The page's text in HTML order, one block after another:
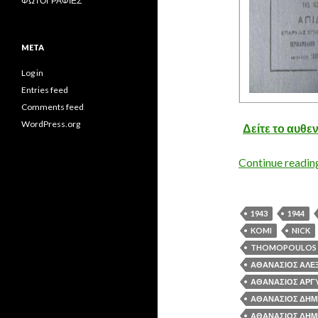
Δείτε το
Continue
1943 1944
KOMI
NICK
THOMOPOULOS
ΑΘΑΝΑΣΙΟΣ
ΑΘΑΝΑΣΙΟΣ
ΑΘΑΝΑΣΙΟΣ
ΑΘΑΝΑΣΙΟΣ
META
Log in
Entries feed
Comments feed
WordPress.org